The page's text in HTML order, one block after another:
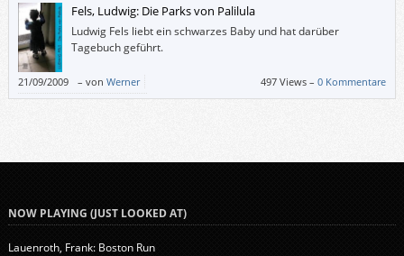
Fels, Ludwig: Die Parks von Palilula
Ludwig Fels liebt ein schwarzes Baby und hat darüber
Tagebuch geführt.
21/09/2009 – von Werner 497 Views –0 Kommentare
NOW PLAYING (JUST LOOKED AT)
Lauenroth, Frank: Boston Run